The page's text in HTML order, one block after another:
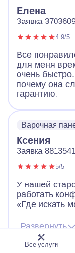
Елена
Заявка 3703609
4.9/5
Все
для меня
очень
почему она
гарантию.
Варочная
Ксения
Заявка 8813541
5/5
У нашей
работать
«Где искать
вспомнили
Айсберг».
Развернуть
Все услуги